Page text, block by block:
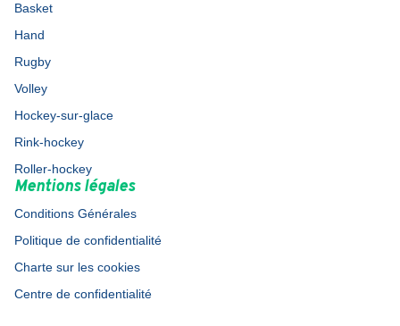
Basket
Hand
Rugby
Volley
Hockey-sur-glace
Rink-hockey
Roller-hockey
Mentions légales
Conditions Générales
Politique de confidentialité
Charte sur les cookies
Centre de confidentialité